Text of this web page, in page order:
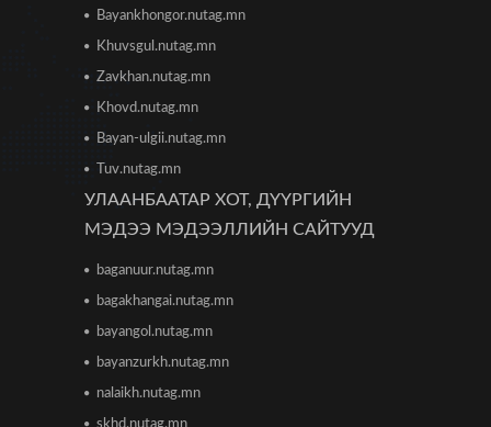
өсөлтийн төсөөллөө
Европын Төв банк 2023 оноос
өсгөжээ
2026/06/12 15:05
Богдхан ууланд хортон шавж
устгалын бодис цацаж байгаа
цагаа өнгөрөөхгүй байхыг зөвлөв
Улаанбаатар хотын инженер
сэргээлт, аюулгүй байдлыг бүрэн
хангахыг үүрэг болголоо
Bayankhongor.nutag.mn
Khuvsgul.nutag.mn
Zavkhan.nutag.mn
Khovd.nutag.mn
Bayan-ulgii.nutag.mn
Tuv.nutag.mn
УЛААНБААТАР ХОТ, ДҮҮРГИЙН
МЭДЭЭ МЭДЭЭЛЛИЙН САЙТУУД
baganuur.nutag.mn
bagakhangai.nutag.mn
bayangol.nutag.mn
bayanzurkh.nutag.mn
nalaikh.nutag.mn
skhd.nutag.mn